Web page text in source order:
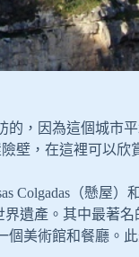
的，因為這個城市
壁，在這裡可以欣
Colgadas（懸屋
遺產。其中最著名
個美術館和餐廳。